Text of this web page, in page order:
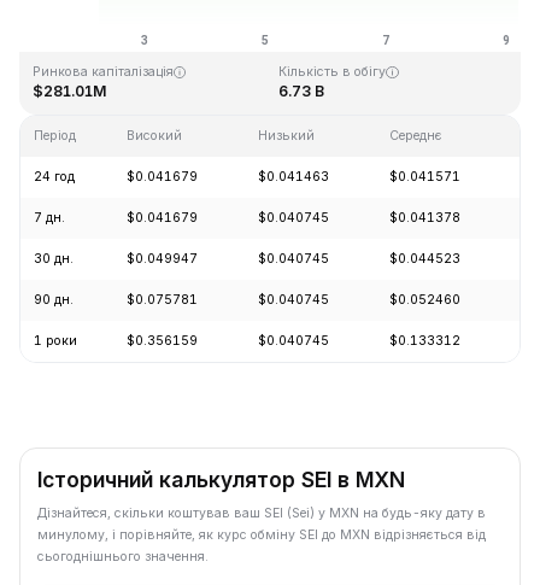
Ринкова капіталізація
$281.01M
Кількість в обігу
6.73 B
Період Високий Низький Середнє
24 год $0.041679 $0.041463 $0.041571
7 дн. $0.041679 $0.040745 $0.041378
30 дн. $0.049947 $0.040745 $0.044523
90 дн. $0.075781 $0.040745 $0.052460
1 роки $0.356159 $0.040745 $0.133312
Історичний калькулятор SEI в MXN
Дізнайтеся, скільки коштував ваш SEI (Sei) у MXN на будь-яку дату в
минулому, і порівняйте, як курс обміну SEI до MXN відрізняється від
сьогоднішнього значення.